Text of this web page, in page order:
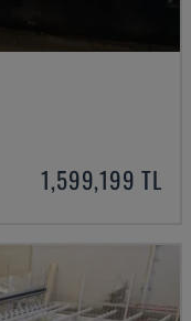
1,599,199 TL